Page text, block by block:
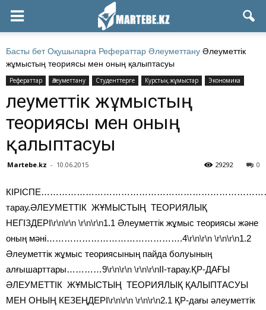
Басты бет Оқушыларға Рефераттар Әлеуметтану Әлеуметтік
жұмыстың теориясы мен оның қалыптасуы
Рефераттар Әлеуметтану Студенттерге Курстық жұмыстар Экономика
Әлеуметтік жұмыстың
теориясы мен оның
қалыптасуы
Martebe.kz - 10.06.2015 0
29292
тарау.ӘЛЕУМЕТТІК ЖҰМЫСТЫҢ ТЕОРИЯЛЫҚ
НЕГІЗДЕРІ\r\n\r\n \r\n\r\n1.1 Әлеуметтік жұмыс теориясы және
оның мәні……………………………………….4\r\n\r\n \r\n\r\n1.2
Әлеуметтік жұмыс теориясының пайда болуының
алғышарттары…………9\r\n\r\n \r\n\r\nII-тарау.ҚР-ДАҒЫ
ӘЛЕУМЕТТІК ЖҰМЫСТЫҢ ТЕОРИЯЛЫҚ ҚАЛЫПТАСУЫ
МЕН ОНЫҢ КЕЗЕҢДЕРІ\r\n\r\n \r\n\r\n2.1 ҚР-дағы әлеуметтік